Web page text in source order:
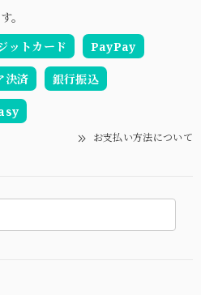
。
ットカード PayPay
決済 銀行振込
お支払い方法について